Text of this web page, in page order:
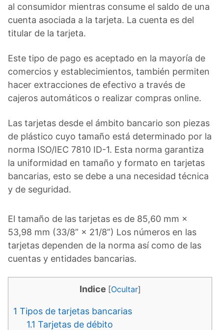
al consumidor mientras consume el saldo de una
cuenta asociada a la tarjeta. La cuenta es del
titular de la tarjeta.
Este tipo de pago es aceptado en la mayoría de
comercios y establecimientos, también permiten
hacer extracciones de efectivo a través de
cajeros automáticos o realizar compras online.
Las tarjetas desde el ámbito bancario son piezas
de plástico cuyo tamaño está determinado por la
norma ISO/IEC 7810 ID-1. Esta norma garantiza
la uniformidad en tamaño y formato en tarjetas
bancarias, esto se debe a una necesidad técnica
y de seguridad.
El tamaño de las tarjetas es de 85,60 mm ×
53,98 mm (33/8” × 21/8”) Los números en las
tarjetas dependen de la norma así como de las
cuentas y entidades bancarias.
Indice [Ocultar]
1 Tipos de tarjetas bancarias
1.1 Tarjetas de débito